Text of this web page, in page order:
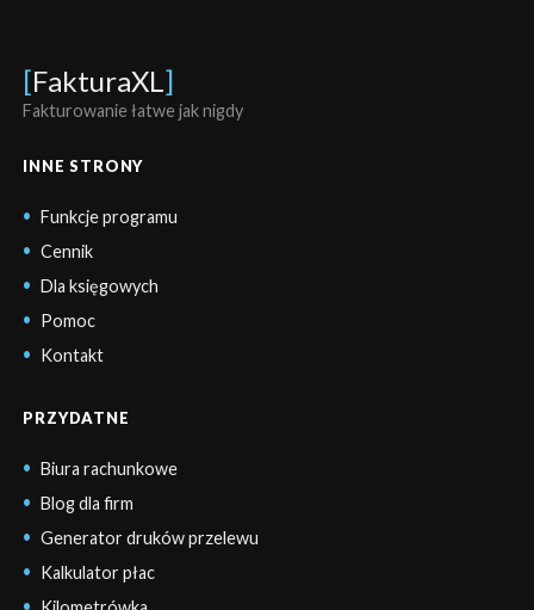
[FakturaXL ]
Fakturowanie łatwe jak nigdy
INNE STRONY
Funkcje programu
Cennik
Dla księgowych
Pomoc
Kontakt
PRZYDATNE
Biura rachunkowe
Blog dla firm
Generator druków przelewu
Kalkulator płac